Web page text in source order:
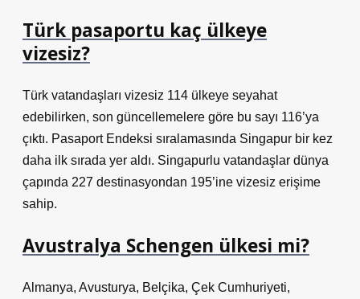
Türk pasaportu kaç ülkeye
vizesiz?
Türk vatandaşları vizesiz 114 ülkeye seyahat
edebilirken, son güncellemelere göre bu sayı 116’ya
çıktı. Pasaport Endeksi sıralamasında Singapur bir kez
daha ilk sırada yer aldı. Singapurlu vatandaşlar dünya
çapında 227 destinasyondan 195’ine vizesiz erişime
sahip.
Avustralya Schengen ülkesi mi?
Almanya, Avusturya, Belçika, Çek Cumhuriyeti,